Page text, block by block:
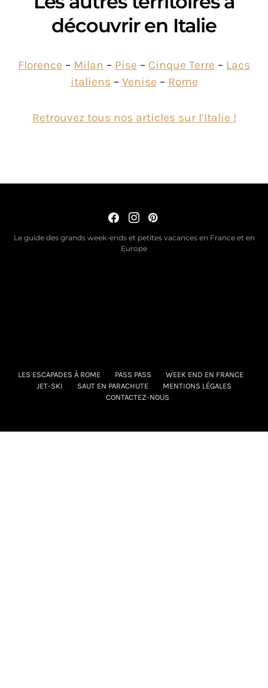
découvrir en Italie
Florence – Milan – Pise – Cinque Terre – Lacs
italiens – Venise – Rome
Retrouvez tous nos articles sur l’Italie !
Le guide des grands week-ends et petites vacances en France et en
Europe
LES ESCAPADES À ROME PASS PASS
WEEK END EN FRANCE
JET-SKI
SAUT EN PARACHUTE
MENTIONS LÉGALES
CONTACTEZ-NOUS